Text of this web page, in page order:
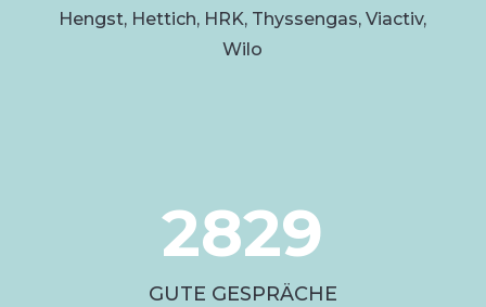
Hengst, Hettich, HRK, Thyssengas, Viactiv,
Wilo
2829
GUTE GESPRÄCHE